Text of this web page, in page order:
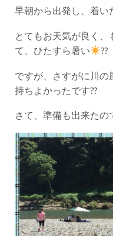
早朝から出発し、着い
とてもお天気が良く
て、ひたすら暑い
??
ですが、さすがに川の
持ちよかったです??
さて、準備も出来たの